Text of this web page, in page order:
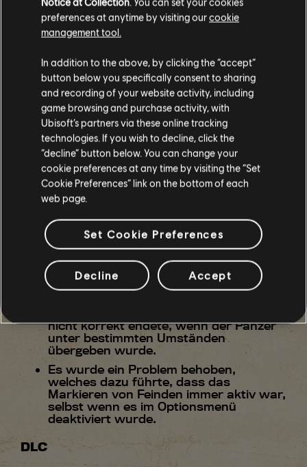
Farbgruppe im Farbmenü nicht korrekt
auf die Darstellung von Warnungen
auswirkten.
Es wurden mehrere Probleme behoben,
die zum Absturz des Spiels führen
konnten.
Wir haben ein Problem behoben, das es
einem Host einer Coop-Spielsitzung
nicht erlaubte, einen Client
auszuschließen.
Wir haben ein Problem behoben, bei
dem feindliche Sniper dauerhaft in dem
Sperrgebiet zwischen Llanura del Oasis
und Bosque de Palma respawnten.
dem Gegner zu häufig in dem Gebiet
Costa del Mar respawnten.
Wir haben ein Problem behoben, durch
das Gegner zu häufig in dem Gebiet
Campo de Sabana respawnten.
nicht korrekt endete, wenn der Panzer
unter bestimmten Umständen
übergeben wurde.
Es wurde ein Problem behoben,
welches dazu führte, dass das
Markieren von Feinden immer aktiv war,
selbst wenn es im Optionsmenü
deaktiviert wurde.
DLC
preferences at anytime by visiting ourcookie
management tool.
In addition to the above, by clicking the “accept”
button below you specifically consent to sharing
and recording of your website activity, including
game browsing and purchase activity, with
Ubisoft’s partners via these online tracking
technologies. If you wish to decline, click the
“decline” button below. You can change your
cookie preferences at any time by visiting the “Set
Cookie Preferences” link on the bottom of each
web page.
Set Cookie Preferences
Decline Accept